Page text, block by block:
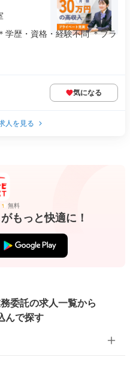
学歴・資格・経験不問 ＊ブラ
気になる
人を見る
無料
もっと快適に！
委託の求人一覧から
んで探す